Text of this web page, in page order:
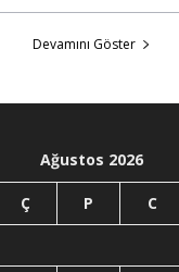
Devamını Göster
Ağustos 2026
Ç P C